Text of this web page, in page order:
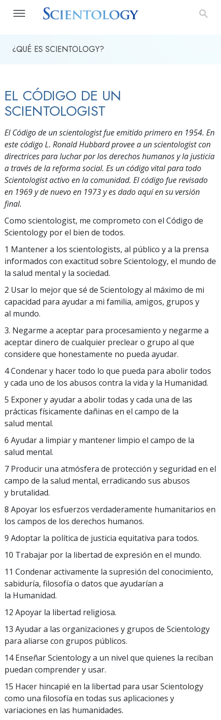
¿QUÉ ES SCIENTOLOGY?
EL CÓDIGO DE UN
SCIENTOLOGIST
El Código de un scientologist fue emitido primero en 1954. En
este código L. Ronald Hubbard provee a un scientologist con
directrices para luchar por los derechos humanos y la justicia
a través de la reforma social. Es un código vital para todo
Scientologist activo en la comunidad. El código fue revisado
en 1969 y de nuevo en 1973 y es dado aquí en su versión
final.
Como scientologist, me comprometo con el Código de
Scientology por el bien de todos.
1 Mantener a los scientologists, al público y a la prensa
informados con exactitud sobre Scientology, el mundo de
la salud mental y la sociedad.
2 Usar lo mejor que sé de Scientology al máximo de mi
capacidad para ayudar a mi familia, amigos, grupos y
al mundo.
3. Negarme a aceptar para procesamiento y negarme a
aceptar dinero de cualquier preclear o grupo al que
considere que honestamente no pueda ayudar.
4 Condenar y hacer todo lo que pueda para abolir todos
y cada uno de los abusos contra la vida y la Humanidad.
5 Exponer y ayudar a abolir todas y cada una de las
prácticas físicamente dañinas en el campo de la
salud mental.
6 Ayudar a limpiar y mantener limpio el campo de la
salud mental.
7 Producir una atmósfera de protección y seguridad en el
campo de la salud mental, erradicando sus abusos
y brutalidad.
8 Apoyar los esfuerzos verdaderamente humanitarios en
los campos de los derechos humanos.
9 Adoptar la política de justicia equitativa para todos.
10 Trabajar por la libertad de expresión en el mundo.
11 Condenar activamente la supresión del conocimiento,
sabiduría, filosofía o datos que ayudarían a
la Humanidad.
12 Apoyar la libertad religiosa.
13 Ayudar a las organizaciones y grupos de Scientology
para aliarse con grupos públicos.
14 Enseñar Scientology a un nivel que quienes la reciban
puedan comprender y usar.
15 Hacer hincapié en la libertad para usar Scientology
como una filosofía en todas sus aplicaciones y
variaciones en las humanidades.